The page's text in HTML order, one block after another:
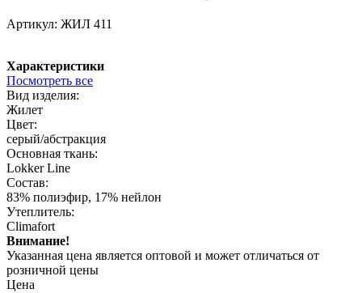
Артикул: ЖИЛ 411
Характеристики
Посмотреть все
Вид изделия:
Жилет
Цвет:
серый/абстракция
Основная ткань:
Lokker Line
Состав:
83% полиэфир, 17% нейлон
Утеплитель:
Climafort
Внимание!
Указанная цена является оптовой и может отличаться от
розничной цены
Цена